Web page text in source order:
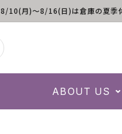
8/10(月)～8/16(日)は倉庫の夏季
ABOUT US